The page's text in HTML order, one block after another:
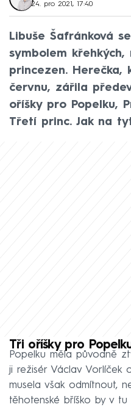
24. pro 2021, 17:40
Libuše Šafránková
symbolem křehkých,
princezen.
červnu, zářila
oříšky pro Popelku,
Třetí princ. Jak na
Tři oříšky pro
Popelku měla původně
ji režisér Václav Vorlíček
musela však odmítnout,
těhotenské bříško by v